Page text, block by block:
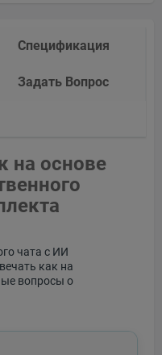
Спецификация
Задать Вопрос
на основе
чата с ИИ
как на
вопросы о